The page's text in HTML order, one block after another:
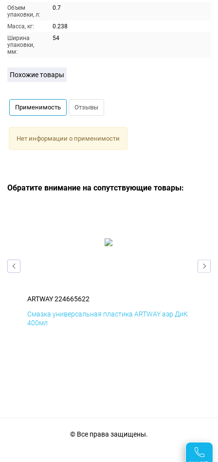
Объем
упаковки, л:
0.7
Масса, кг:
0.238
Ширина
упаковки,
мм:
54
Похожие товары
Применимость Отзывы
Нет информации о применимости
Обратите внимание на сопутствующие товары:
ARTWAY 224665622
Смазка универсальная пластика ARTWAY аэр ДиК
400мл
© Все права защищены.